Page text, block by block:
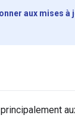
aux mises à